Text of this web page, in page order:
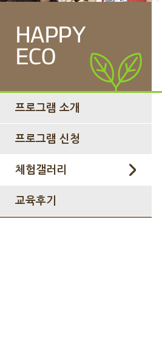
프로그램 소개
프로그램 신청
체험갤러리
교육후기